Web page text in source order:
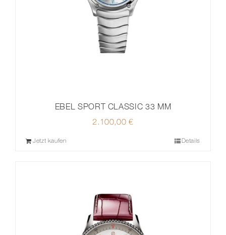
EBEL SPORT CLASSIC 33 MM
2.100,00€
Jetzt kaufen Details